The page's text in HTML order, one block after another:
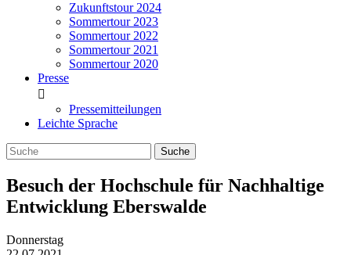
Zukunftstour 2024
Sommertour 2023
Sommertour 2022
Sommertour 2021
Sommertour 2020
Presse
Pressemitteilungen
Leichte Sprache
Besuch der Hochschule für Nachhaltige
Entwicklung Eberswalde
Donnerstag